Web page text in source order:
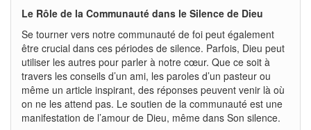
Le Rôle de la Communauté dans le Silence de Dieu
Se tourner vers notre communauté de foi peut également
être crucial dans ces périodes de silence. Parfois, Dieu peut
utiliser les autres pour parler à notre cœur. Que ce soit à
travers les conseils d’un ami, les paroles d’un pasteur ou
même un article inspirant, des réponses peuvent venir là où
on ne les attend pas. Le soutien de la communauté est une
manifestation de l’amour de Dieu, même dans Son silence.